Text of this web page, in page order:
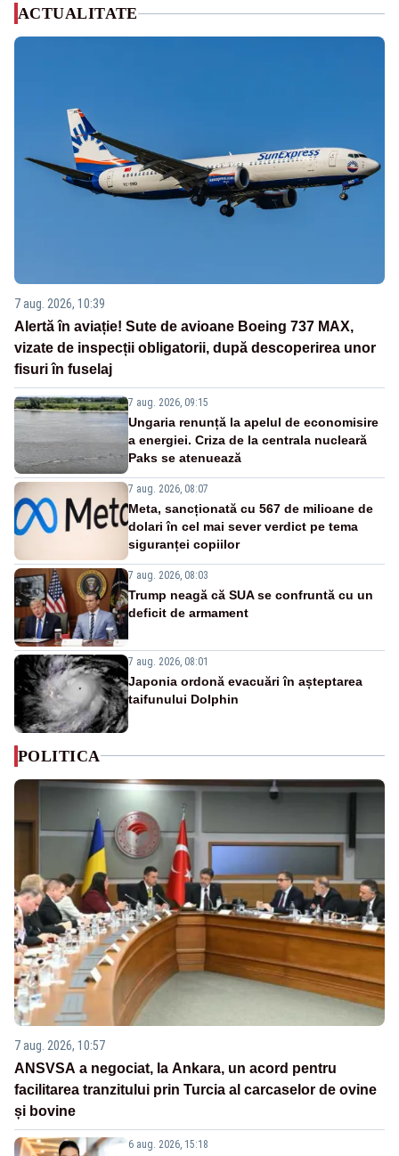
ACTUALITATE
7 aug. 2026, 10:39
Alertă în aviație! Sute de avioane Boeing 737 MAX,
vizate de inspecții obligatorii, după descoperirea unor
fisuri în fuselaj
7 aug. 2026, 09:15
Ungaria renunță la apelul de economisire
a energiei. Criza de la centrala nucleară
Paks se atenuează
7 aug. 2026, 08:07
Meta, sancționată cu 567 de milioane de
dolari în cel mai sever verdict pe tema
siguranței copiilor
7 aug. 2026, 08:03
Trump neagă că SUA se confruntă cu un
deficit de armament
7 aug. 2026, 08:01
Japonia ordonă evacuări în așteptarea
taifunului Dolphin
POLITICA
7 aug. 2026, 10:57
ANSVSA a negociat, la Ankara, un acord pentru
facilitarea tranzitului prin Turcia al carcaselor de ovine
și bovine
6 aug. 2026, 15:18